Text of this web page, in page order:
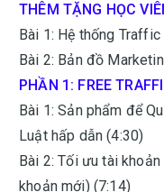
THÊM TẶNG HỌC
Bài 1: Hệ thống
Bài 2: Bản đồ
PHẦN 1: FREE
Bài 1: Sản phẩm để
Luật hấp dẫn (4:30)
Bài 2: Tối ưu tài
khoản mới) (7:14)